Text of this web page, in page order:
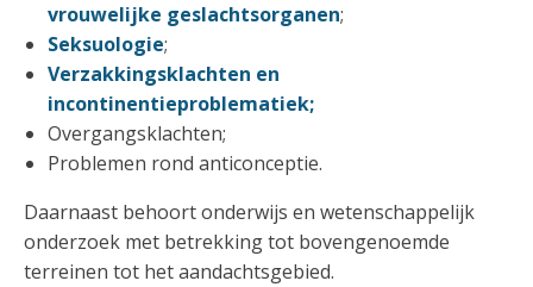
vrouwelijke geslachtsorganen;
Seksuologie;
Verzakkingsklachten en
incontinentieproblematiek;
Overgangsklachten;
Problemen rond anticonceptie.
Daarnaast behoort onderwijs en wetenschappelijk
onderzoek met betrekking tot bovengenoemde
terreinen tot het aandachtsgebied.